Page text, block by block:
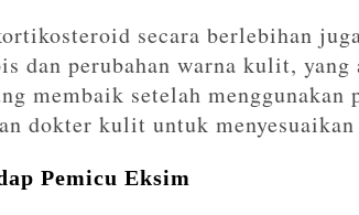
secara berlebihan
dan perubahan warna kulit,
membaik setelah
dokter kulit untuk menyesuaikan
Pemicu Eksim